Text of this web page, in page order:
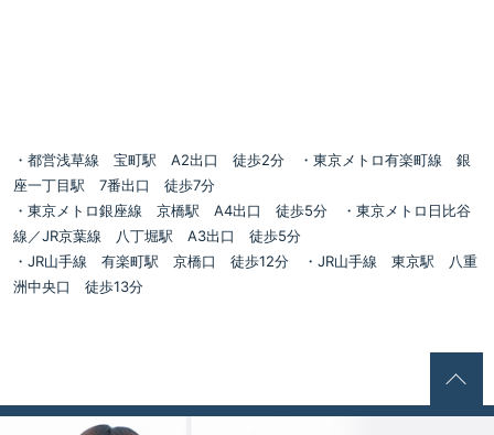
・都営浅草線 宝町駅 A2出口 徒歩2分 ・東京メトロ有楽町線 銀
座一丁目駅 7番出口 徒歩7分
・東京メトロ銀座線 京橋駅 A4出口 徒歩5分 ・東京メトロ日比谷
線／JR京葉線 八丁堀駅 A3出口 徒歩5分
・JR山手線 有楽町駅 京橋口 徒歩12分 ・JR山手線 東京駅 八重
洲中央口 徒歩13分